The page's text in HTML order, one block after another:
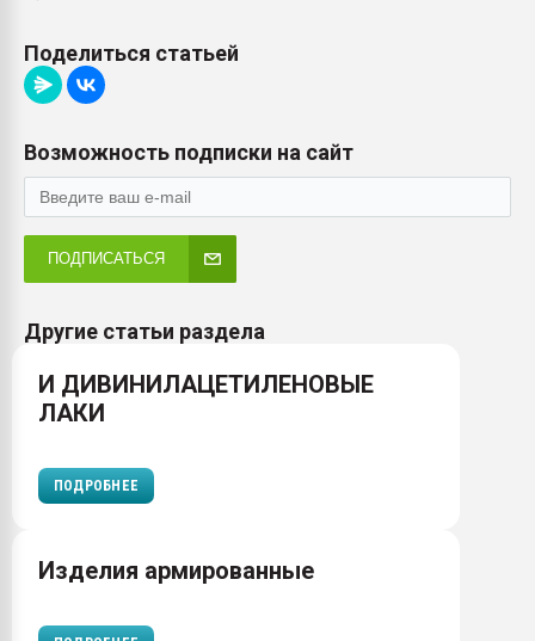
Поделиться статьей
Возможность подписки на сайт
ПОДПИСАТЬСЯ
Другие статьи раздела
И ДИВИНИЛАЦЕТИЛЕНОВЫЕ
ЛАКИ
ПОДРОБНЕЕ
Изделия армированные